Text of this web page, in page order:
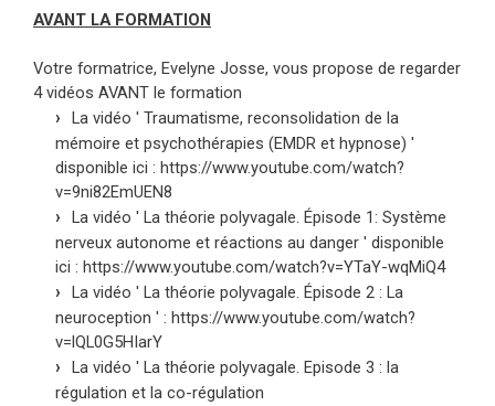
AVANT LA FORMATION
Votre formatrice, Evelyne Josse, vous propose de regarder
4 vidéos AVANT le formation
La vidéo ' Traumatisme, reconsolidation de la
mémoire et psychothérapies (EMDR et hypnose) '
disponible ici : https://www.youtube.com/watch?
v=9ni82EmUEN8
La vidéo ' La théorie polyvagale. Épisode 1: Système
nerveux autonome et réactions au danger ' disponible
ici : https://www.youtube.com/watch?v=YTaY-wqMiQ4
La vidéo ' La théorie polyvagale. Épisode 2 : La
neuroception ' : https://www.youtube.com/watch?
v=lQL0G5HIarY
La vidéo ' La théorie polyvagale. Episode 3 : la
régulation et la co-régulation